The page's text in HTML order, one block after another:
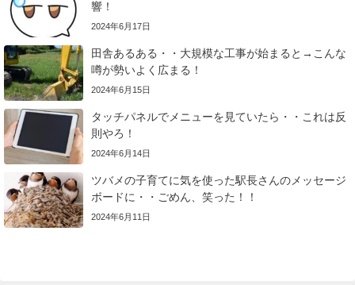
響！
2024年6月17日
田舎あるある・・大規模な工事が始まると→こんな
噂が勢いよく広まる！
2024年6月15日
タッチパネルでメニューを見ていたら・・これは反
則やろ！
2024年6月14日
ツバメの子育てに気を使った駅長さんのメッセージ
ボードに・・ごめん、笑った！！
2024年6月11日